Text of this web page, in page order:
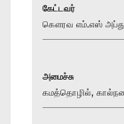
கேட்டவர்
கௌரவ எம்.எஸ்
அமைச்சு
கமத்தொழில்,